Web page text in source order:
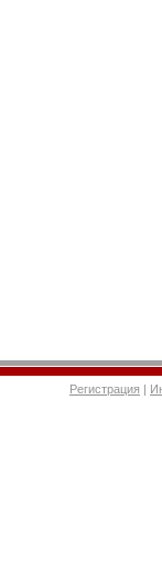
Регистрация |